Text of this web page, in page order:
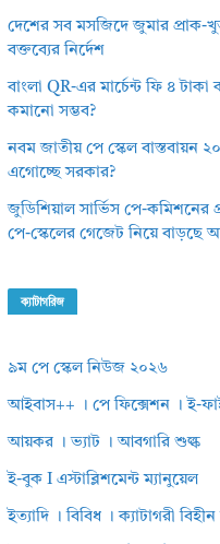
দেশের সব মসজিদে জুমার প্রাক-
বক্তব্যের নির্দেশ
বাংলা QR-এর মার্চেন্ট ফি ৪ টাকা
কমানো সম্ভব?
নবম জাতীয় পে স্কেল বাস্তবায়ন
এগোচ্ছে সরকার?
জুডিশিয়াল সার্ভিস পে-কমিশনের
পে-স্কেলের গেজেট নিয়ে বাড়ছে
ক্যাটাগরিজ
৯ম পে স্কেল নিউজ ২০২৬
আইবাস++ । পে ফিক্সেশন । ই-
আয়কর । ভ্যাট । আবগারি শুল্ক
ই-বুক I এস্টাব্লিশমেন্ট ম্যানুয়েল
ইত্যাদি । বিবিধ । ক্যাটাগরী